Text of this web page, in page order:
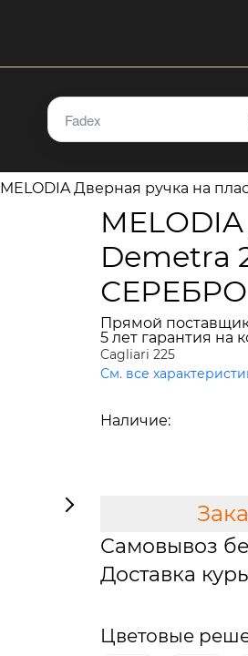
MELODIA Дверная ручка на
Demetra
СЕРЕБРО
Прямой
5 лет гарантия на
Cagliari 225
См. все
Наличие:
Самовывоз
Доставка
Цветовые